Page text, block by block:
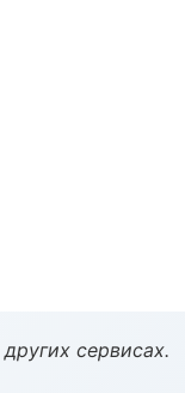
сервисах.